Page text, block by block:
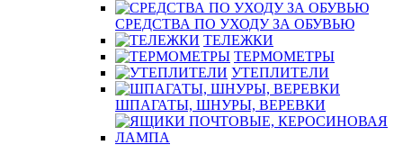
СРЕДСТВА ПО УХОДУ ЗА ОБУВЬЮ
ТЕЛЕЖКИ
ТЕРМОМЕТРЫ
УТЕПЛИТЕЛИ
ШПАГАТЫ, ШНУРЫ, ВЕРЕВКИ